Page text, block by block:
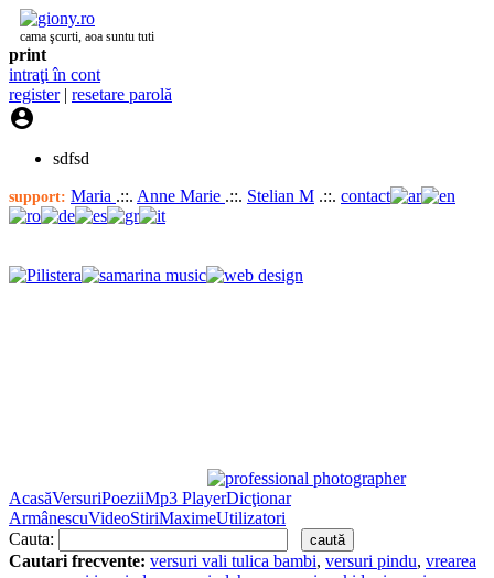
cama şcurti, aoa suntu tuti
print
intraţi în cont
register| resetare parolă

sdfsd
support: Maria .::. Anne Marie .::. Stelian M .::. contact
AcasăVersuriPoeziiMp3 PlayerDicţionar
ArmânescuVideoStiriMaximeUtilizatori
Cauta:
Cautari frecvente: versuri vali tulica bambi, versuri pindu, vrearea